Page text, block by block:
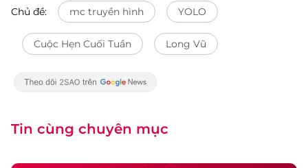
Chủ đề: mc truyền hình YOLO
Cuộc Hẹn Cuối Tuần Long Vũ
Tin cùng chuyên mục